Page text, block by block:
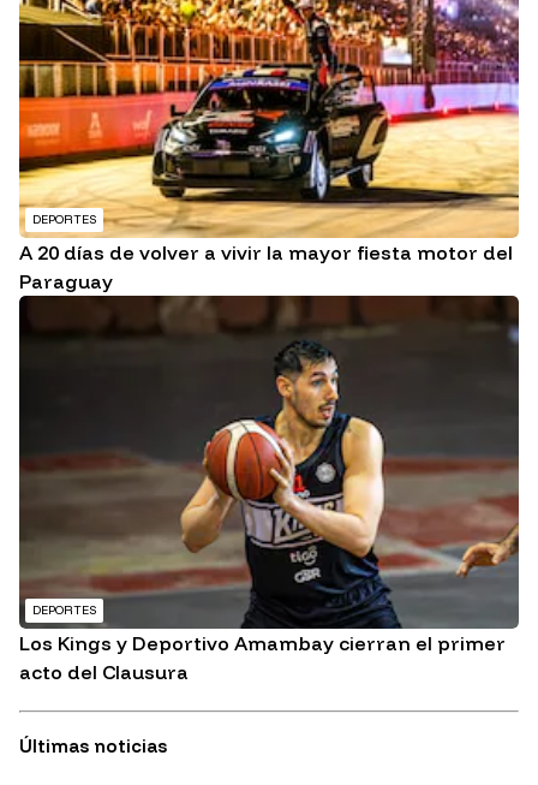
DEPORTES
A 20 días de volver a vivir la mayor fiesta motor del
Paraguay
DEPORTES
Los Kings y Deportivo Amambay cierran el primer
acto del Clausura
Últimas noticias